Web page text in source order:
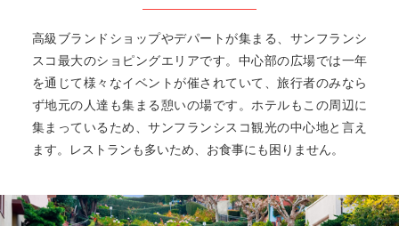
高級ブランドショップやデパートが集まる、サンフランシ
スコ最大のショピングエリアです。中心部の広場では一年
を通じて様々なイベントが催されていて、旅行者のみなら
ず地元の人達も集まる憩いの場です。ホテルもこの周辺に
集まっているため、サンフランシスコ観光の中心地と言え
ます。レストランも多いため、お食事にも困りません。